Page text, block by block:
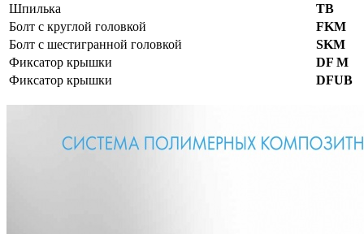
Шпилька
TB
Болт с круглой головкой
FKM
Болт с шестигранной головкой
SKM
Фиксатор крышки
DF M
Фиксатор крышки
DFUB